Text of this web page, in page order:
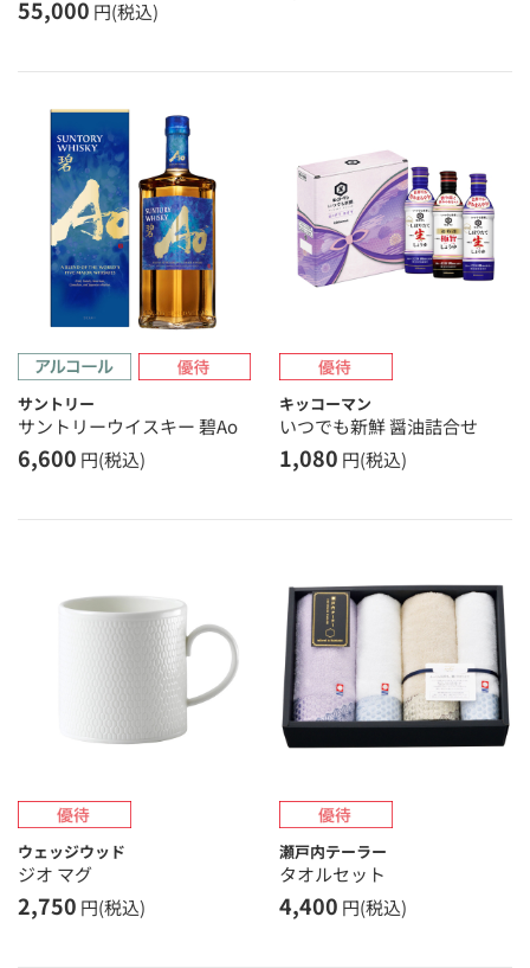
55,000 円(税込)
サントリー
サントリーウイスキー 碧Ao
6,600 円(税込)
キッコーマン
いつでも新鮮 醤油詰合せ
1,080 円(税込)
ウェッジウッド
ジオ マグ
2,750 円(税込)
瀬戸内テーラー
タオルセット
4,400 円(税込)